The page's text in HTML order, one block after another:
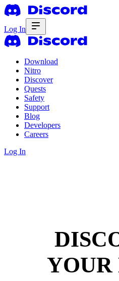
Log In
Download
Nitro
Discover
Quests
Safety
Support
Blog
Developers
Careers
Log In
YOUR